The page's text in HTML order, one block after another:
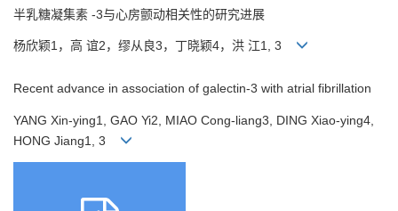
半乳糖凝集素 -3与心房颤动相关性的研究进展
杨欣颖1，高 谊2，缪从良3，丁晓颖4，洪 江1, 3
Recent advance in association of galectin-3 with atrial fibrillation
YANG Xin-ying1, GAO Yi2, MIAO Cong-liang3, DING Xiao-ying4,
HONG Jiang1, 3